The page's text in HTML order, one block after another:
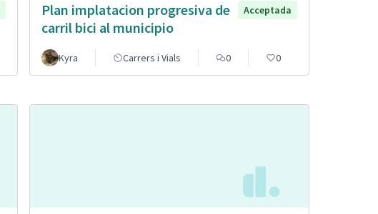
Plan implatacion progresiva de
carril bici al municipio
Acceptada
Kyra Carrers i Vials 0 0